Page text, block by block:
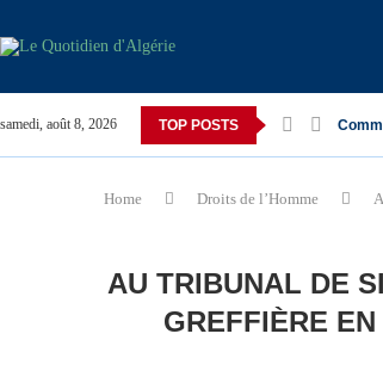
samedi, août 8, 2026 TOP POSTS
Home Droits de l’Homme
AU TRIBUNAL DE
GREFFIÈRE